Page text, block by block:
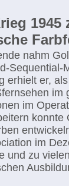
1945
nahm
Sequential-
erhielt er,
im
im
konnte
im
und zu